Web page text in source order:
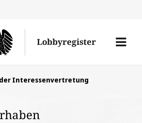
den
Lobbyregister
Menü
Interessenvertretung